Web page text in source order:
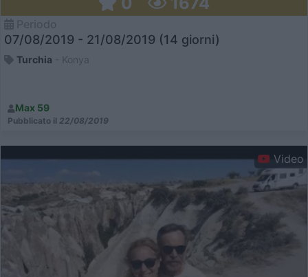
07/08/2019 - 21/08/2019 (14 giorni)
Turchia - Konya
Max 59
Pubblicato il 22/08/2019
Video